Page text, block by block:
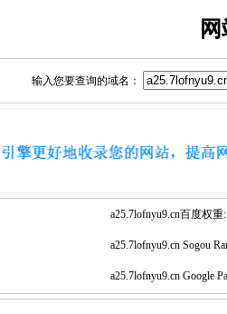
输入您要查询的域名：
a25.7lofnyu9.cn百度权重:
a25.7lofnyu9.cn Sogou
a25.7lofnyu9.cn Google